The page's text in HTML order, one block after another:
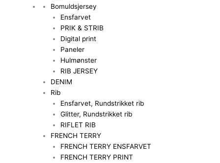
Bomuldsjersey
Ensfarvet
PRIK & STRIB
Digital print
Paneler
Hulmønster
RIB JERSEY
DENIM
Rib
Ensfarvet, Rundstrikket rib
Glitter, Rundstrikket rib
RIFLET RIB
FRENCH TERRY
FRENCH TERRY ENSFARVET
FRENCH TERRY PRINT